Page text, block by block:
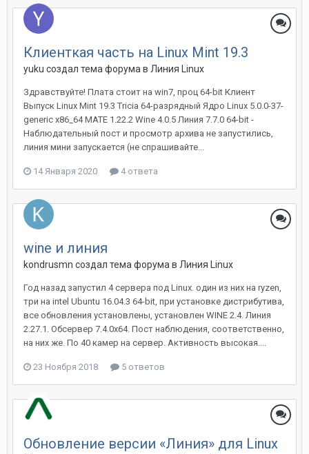
Клиенткая часть на Linux Mint 19.3
yuku создал тема форума в Линия Linux
Здравствуйте! Плата стоит на win7, проц 64-bit Клиент
Выпуск Linux Mint 19.3 Tricia 64-разрядный Ядро Linux 5.0.0-37-
generic x86_64 MATE 1.22.2 Wine 4.0.5 Линия 7.7.0 64-bit -
Наблюдательный пост и просмотр архива не запустились,
линия мини запускается (не спрашивайте...
14 Января 2020 4 ответа
wine и линия
kondrusmn создал тема форума в Линия Linux
Год назад запустил 4 сервера под Linux. один из них на ryzen,
три на intel Ubuntu 16.04.3 64-bit, при установке дистрибутива,
все обновления установлены, установлен WINE 2.4. Линия
2.27.1. Обсервер 7.4.0x64. Пост наблюдения, соответственно,
на них же. По 40 камер на сервер. Активность высокая....
23 Ноября 2018 5 ответов
Обновление версии «Линия» для Linux